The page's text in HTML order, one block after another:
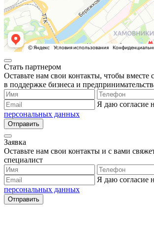
Стать партнером
Оставьте нам свои контакты, чтобы вместе
в поддержке бизнеса и
Я даю согласие
персональных данных
Отправить
Заявка
Оставьте нам свои контакты и с вами
специалист
Я даю согласие
персональных данных
Отправить